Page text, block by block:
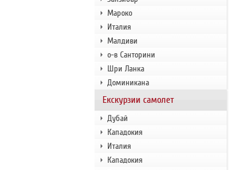
Мароко
Италия
Малдиви
о-в Санторини
Шри Ланка
Доминикана
Екскурзии самолет
Дубай
Кападокия
Италия
Кападокия